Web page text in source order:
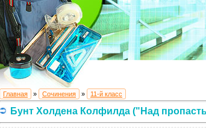
Главная » Сочинения » 11-й класс
Бунт Холдена Колфилда ("Над